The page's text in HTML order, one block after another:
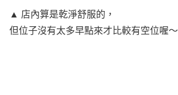
▲ 店內算是乾淨舒服的，
但位子沒有太多早點來才比較有空位喔～